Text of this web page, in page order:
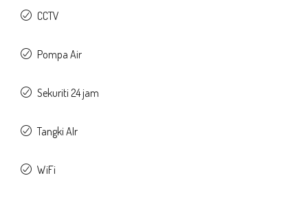
CCTV
Pompa Air
Sekuriti 24 jam
Tangki AIr
WiFi